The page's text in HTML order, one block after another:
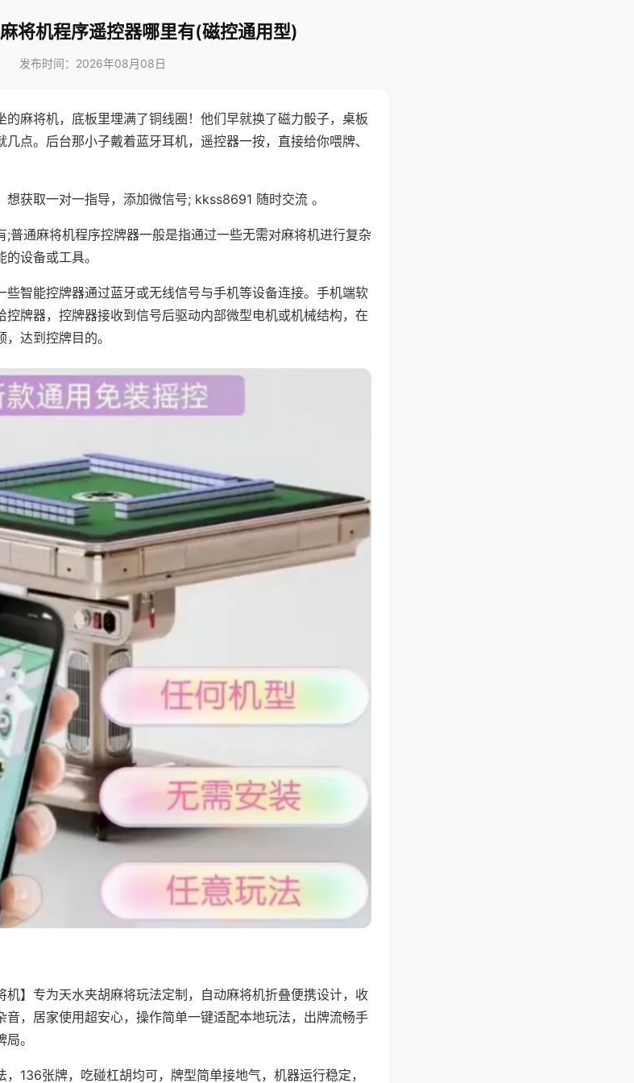
将机程序遥控器哪里有(磁控通用型)
发布时间：2026年08月08日
的麻将机，底板里埋满了铜线圈！他们早就换了磁力骰子，桌板
点。后台那小子戴着蓝牙耳机，遥控器一按，直接给你喂牌、
获取一对一指导，添加微信号; kkss8691 随时交流 。
;普通麻将机程序控牌器一般是指通过一些无需对麻将机进行复杂
设备或工具。
些智能控牌器通过蓝牙或无线信号与手机等设备连接。手机端软
牌器，控牌器接收到信号后驱动内部微型电机或机械结构，在
达到控牌目的。
机】专为天水夹胡麻将玩法定制，自动麻将机折叠便携设计，收
音，居家使用超安心，操作简单一键适配本地玩法，出牌流畅手
。
136张牌，吃碰杠胡均可，牌型简单接地气，机器运行稳定，